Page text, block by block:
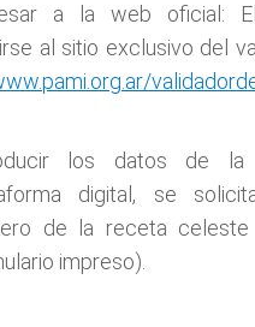
a la web oficial:
al sitio exclusivo del
los datos de
digital, se
de la receta celeste
impreso).